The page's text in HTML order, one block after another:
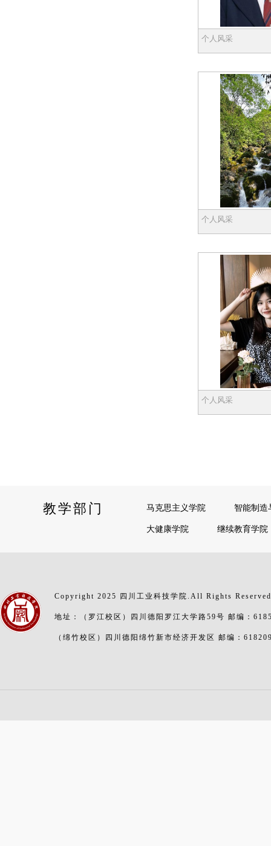
个人风采
个人风采
个人风采
教学部门 马克思主义学院
智能制造
大健康学院
继续教育学院
Copyright 2025 四川工业科技学院.All Rights
地址：（罗江校区）四川德阳罗江大学路59号 邮编：
（绵竹校区）四川德阳绵竹新市经济开发区 邮编：